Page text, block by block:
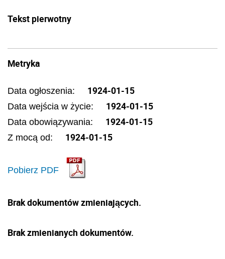
Tekst pierwotny
Metryka
Data ogłoszenia: 1924-01-15
Data wejścia w życie: 1924-01-15
Data obowiązywania: 1924-01-15
Z mocą od: 1924-01-15
Pobierz PDF
Brak dokumentów zmieniających.
Brak zmienianych dokumentów.